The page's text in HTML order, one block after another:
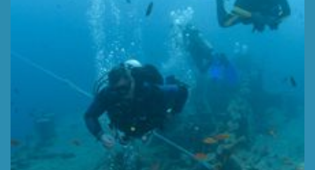
PECIO THISTLEGORM
Profundidad 15-30 m,